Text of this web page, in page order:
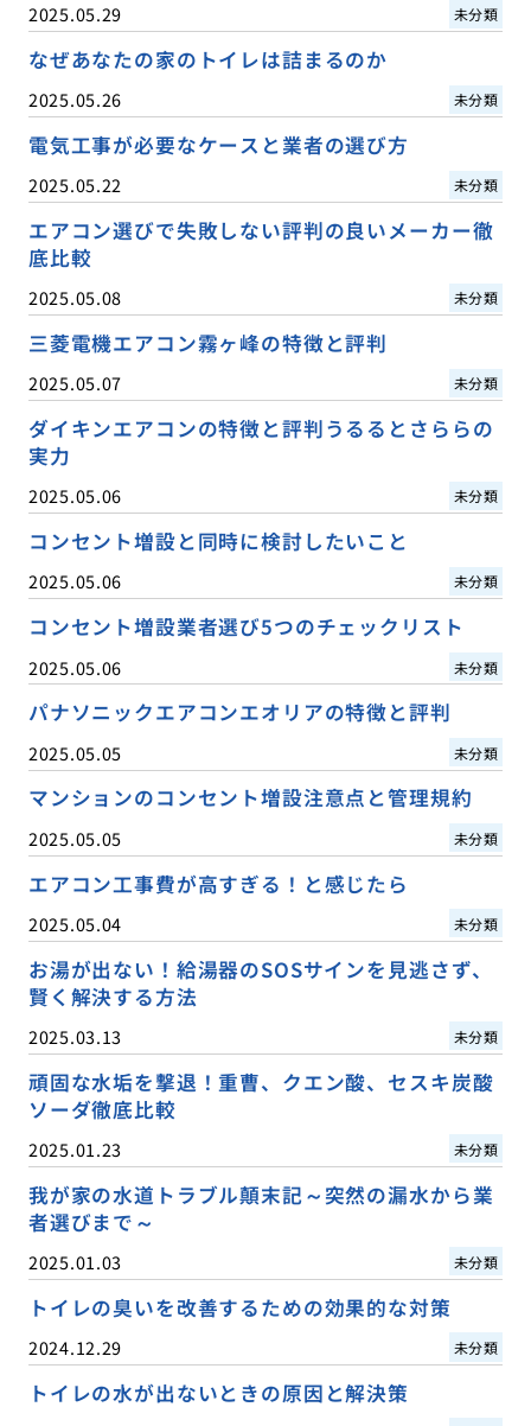
2025.05.29 未分類
なぜあなたの家のトイレは詰まるのか
2025.05.26 未分類
電気工事が必要なケースと業者の選び方
2025.05.22 未分類
エアコン選びで失敗しない評判の良いメーカー徹
底比較
2025.05.08 未分類
三菱電機エアコン霧ヶ峰の特徴と評判
2025.05.07 未分類
ダイキンエアコンの特徴と評判うるるとさららの
実力
2025.05.06 未分類
コンセント増設と同時に検討したいこと
2025.05.06 未分類
コンセント増設業者選び5つのチェックリスト
2025.05.06 未分類
パナソニックエアコンエオリアの特徴と評判
2025.05.05 未分類
マンションのコンセント増設注意点と管理規約
2025.05.05 未分類
エアコン工事費が高すぎる！と感じたら
2025.05.04 未分類
お湯が出ない！給湯器のSOSサインを見逃さず、
賢く解決する方法
2025.03.13 未分類
頑固な水垢を撃退！重曹、クエン酸、セスキ炭酸
ソーダ徹底比較
2025.01.23 未分類
我が家の水道トラブル顛末記～突然の漏水から業
者選びまで～
2025.01.03 未分類
トイレの臭いを改善するための効果的な対策
2024.12.29 未分類
トイレの水が出ないときの原因と解決策